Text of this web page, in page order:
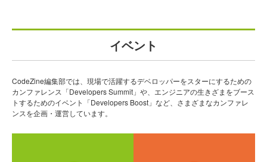
イベント
CodeZine編集部では、現場で活躍するデベロッパーをスターにするための
カンファレンス「Developers Summit」や、エンジニアの生きざまをブース
トするためのイベント「Developers Boost」など、さまざまなカンファレ
ンスを企画・運営しています。